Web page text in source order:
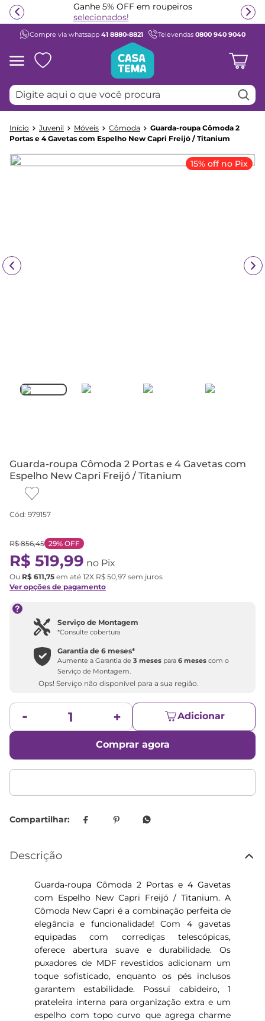
Ganhe 5% OFF em roupeiros
selecionados!
Compre via whatsapp 41 8880-8821 Televendas 0800 940 9040
Digite aqui o que você procura
Juvenil Móveis Cômoda
Guarda-roupa Cômoda 2
Portas e 4 Gavetas com Espelho New Capri Freijó / Titanium
15% off no Pix
Guarda-roupa Cômoda 2 Portas e 4 Gavetas com
Espelho New Capri Freijó / Titanium
Cód: 979157
R$ 856,45 29% OFF
R$ 519,99 no Pix
Ou R$ 611,75 em até 12X R$ 50,97 sem juros
Ver opções de pagamento
Serviço de Montagem
*Consulte cobertura
Garantia de6 meses*
Aumente a Garantia de3 meses para6 meses com o
Serviço de Montagem.
Ops! Serviço não disponível para a sua região.
Adicionar
Comprar agora
Descrição
Guarda-roupa Cômoda 2 Portas e 4 Gavetas
com Espelho New Capri Freijó / Titanium. A
Cômoda New Capri é a combinação perfeita de
elegância e funcionalidade! Com 4 gavetas
equipadas com corrediças telescópicas,
oferece abertura suave e durabilidade. Os
puxadores de MDF revestidos adicionam um
toque sofisticado, enquanto os pés inclusos
garantem estabilidade. Possui cabideiro, 1
prateleira interna para organização extra e um
espelho com topo curvo que agrega charme
Termos mais buscados
1º
beliche
º
bicama
5º
escrivaninha
6º
treliche